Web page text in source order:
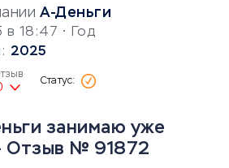
А-Деньги
в 18:47 • Год
2025
занимаю уже
Отзыв № 91872